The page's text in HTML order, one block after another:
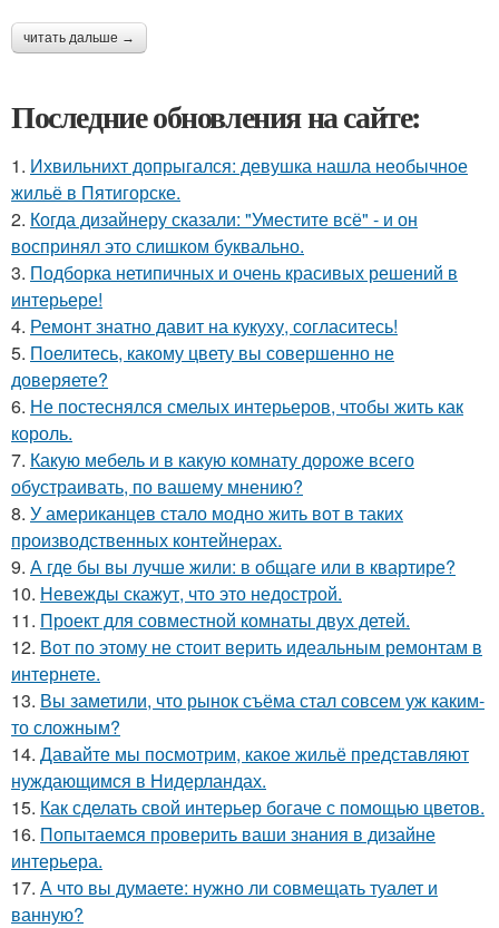
читать дальше →
Последние обновления на сайте:
1. Ихвильнихт допрыгался: девушка нашла необычное
жильё в Пятигорске.
2. Когда дизайнеру сказали: "Уместите всё" - и он
воспринял это слишком буквально.
3. Подборка нетипичных и очень красивых решений в
интерьере!
4. Ремонт знатно давит на кукуху, согласитесь!
5. Поелитесь, какому цвету вы совершенно не
доверяете?
6. Не постеснялся смелых интерьеров, чтобы жить как
король.
7. Какую мебель и в какую комнату дороже всего
обустраивать, по вашему мнению?
8. У американцев стало модно жить вот в таких
производственных контейнерах.
9. А где бы вы лучше жили: в общаге или в квартире?
10. Невежды скажут, что это недострой.
11. Проект для совместной комнаты двух детей.
12. Вот по этому не стоит верить идеальным ремонтам в
интернете.
13. Вы заметили, что рынок съёма стал совсем уж каким-
то сложным?
14. Давайте мы посмотрим, какое жильё представляют
нуждающимся в Нидерландах.
15. Как сделать свой интерьер богаче с помощью цветов.
16. Попытаемся проверить ваши знания в дизайне
интерьера.
17. А что вы думаете: нужно ли совмещать туалет и
ванную?